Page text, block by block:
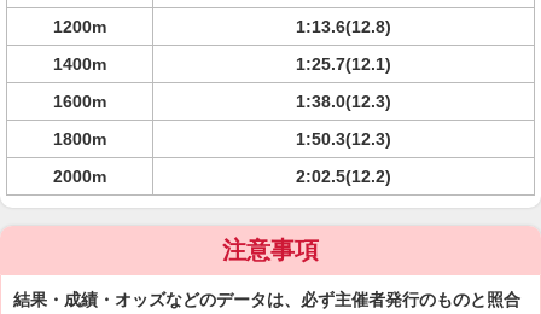
1200m
1:13.6(12.8)
1400m
1:25.7(12.1)
1600m
1:38.0(12.3)
1800m
1:50.3(12.3)
2000m
2:02.5(12.2)
注意事項
結果・成績・オッズなどのデータは、必ず主催者発行のものと照合